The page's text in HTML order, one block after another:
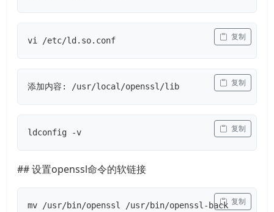
vi /etc/ld.so.conf 复制
添加内容: /usr/local/openssl/lib 复制
ldconfig -v 复制
## 设置openssl命令的软链接
mv /usr/bin/openssl /usr/bin/openssl-back 复制